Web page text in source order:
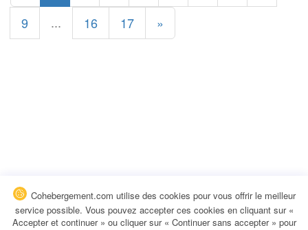
9
... 16 17 »
Cohebergement.com utilise des cookies pour vous offrir le meilleur
service possible. Vous pouvez accepter ces cookies en cliquant sur «
Accepter et continuer » ou cliquer sur « Continuer sans accepter » pour